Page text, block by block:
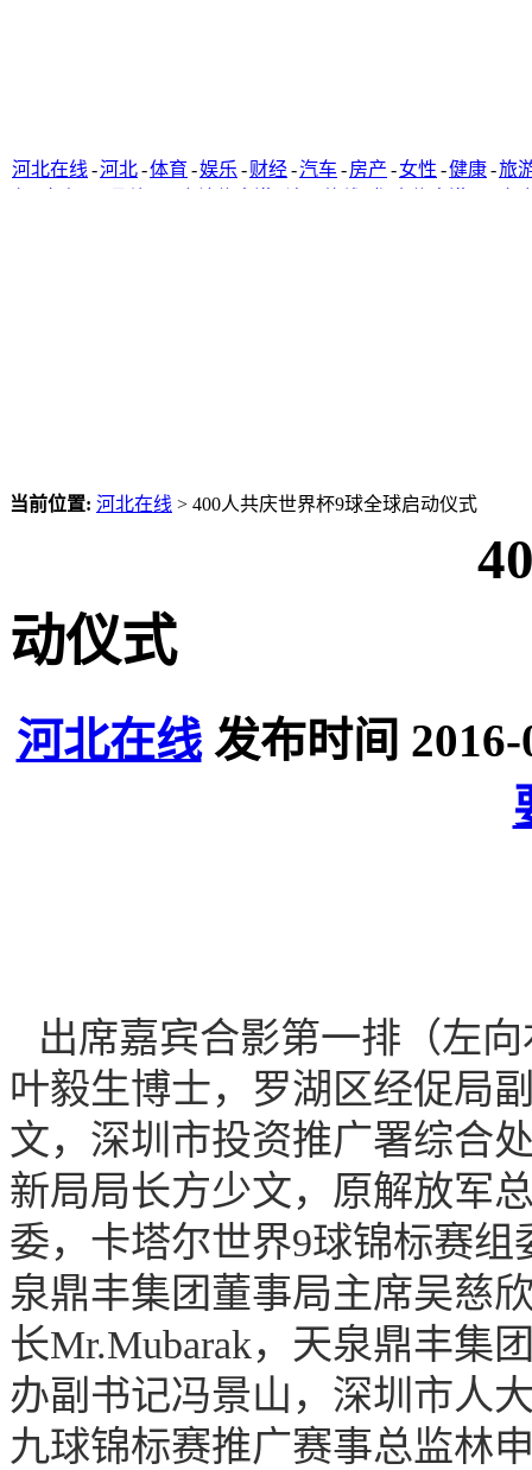
河北在线 -河北-体育 -娱乐 -财经-汽车 -房产 -女性 -健康-旅
当前位置: 河北在线 > 400人共庆世界杯9球全球启动仪式
动仪式
河北在线发布时间
出席嘉宾合影第一排（左
叶毅生博士，罗湖区经促局
文，深圳市投资推广署综合
新局局长方少文，原解放军
委，卡塔尔世界9球锦标赛组
泉鼎丰集团董事局主席吴慈
长Mr.Mubarak，天泉鼎丰集
办副书记冯景山，深圳市人
九球锦标赛推广赛事总监林